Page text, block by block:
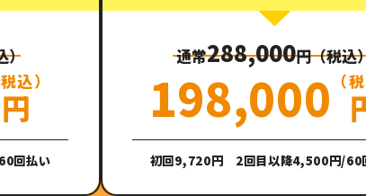
）
税込）
円
回払い
通常288,000円（税込
198,000 （
初回9,720円 2回目以降4,500円/60